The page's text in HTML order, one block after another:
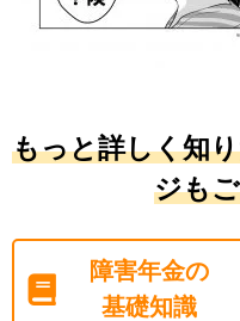
もっと詳しく知
ジも
障害年金の
基礎知識